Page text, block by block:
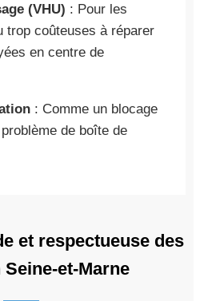
(VHU) : Pour les
trop coûteuses à réparer
en centre de
: Comme un blocage
de boîte de
et respectueuse des
et-Marne